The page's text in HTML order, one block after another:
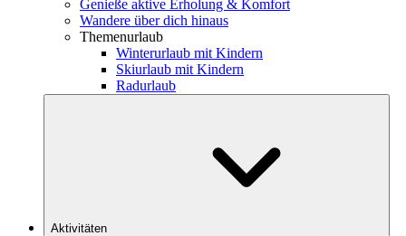
Genieße aktive Erholung & Komfort
Wandere über dich hinaus
Themenurlaub
Winterurlaub mit Kindern
Skiurlaub mit Kindern
Radurlaub
Aktivitäten